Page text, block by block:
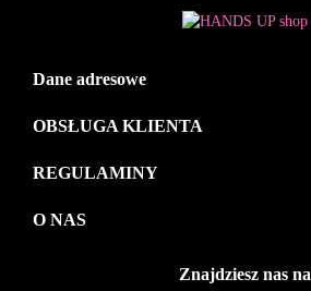
Dane adresowe
OBSŁUGA KLIENTA
REGULAMINY
O NAS
Znajdziesz nas na